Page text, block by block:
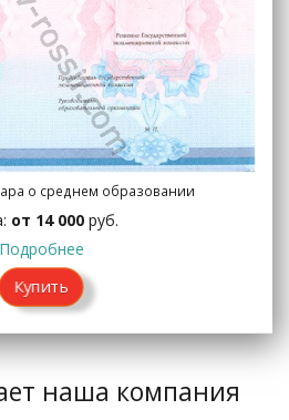
о среднем образовании
от 14 000руб.
Подробнее
Купить
наша компания